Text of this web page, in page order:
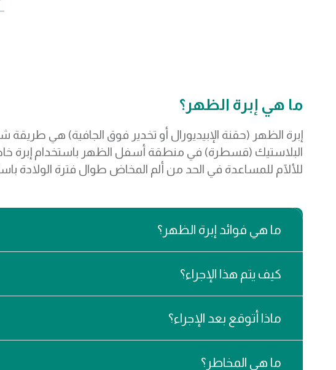
ما هي إبرة الظهر؟
إبرة الظهر (حقنة الإبيديورال أو تخدير فوق الجافية) هي
البلاستيك (قسطرة) في منطقة أسفل الظهر باستخدام إبرة
للألآم للمساعدة في الحد من ألم المخاض طوال فترة الولادة
ما هي فوائد إبرة الظهر؟
كيف يتم هذا الإجراء؟
ماذا أتوقع بعد الإجراء؟
ما هي المخاطر؟